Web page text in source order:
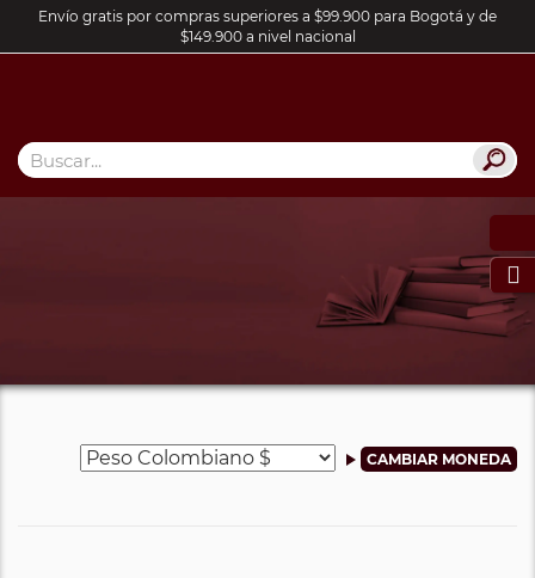
Envío gratis por compras superiores a $99.900 para Bogotá y de
$149.900 a nivel nacional
